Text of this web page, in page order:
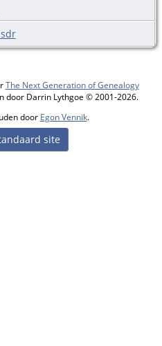
The Next Generation of Genealogy
door Darrin Lythgoe © 2001-2026.
door Egon Vennik.
site